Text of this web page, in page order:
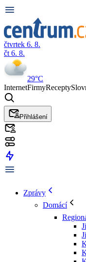
čtvrtek 6. 8.
čt 6. 8.
29°C
InternetFirmyRecepty
Přihlášení
Zprávy
Domácí